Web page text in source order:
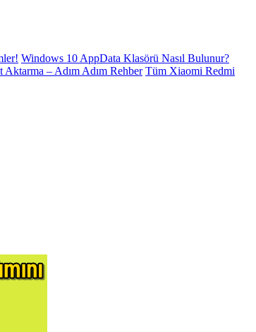
Windows 10 AppData Klasörü Nasıl Bulunur?
Aktarma – Adım Adım Rehber Tüm Xiaomi Redmi